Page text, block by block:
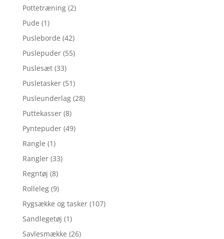
Pottetræning (2)
Pude (1)
Pusleborde (42)
Puslepuder (55)
Puslesæt (33)
Pusletasker (51)
Pusleunderlag (28)
Puttekasser (8)
Pyntepuder (49)
Rangle (1)
Rangler (33)
Regntøj (8)
Rolleleg (9)
Rygsække og tasker (107)
Sandlegetøj (1)
Savlesmække (26)